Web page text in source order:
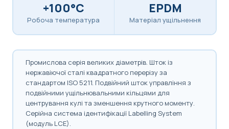
+100°C
Робоча температура
EPDM
Матеріал ущільнення
Промислова серія великих діаметрів. Шток із
нержавіючої сталі квадратного перерізу за
стандартом ISO 5211. Подвійний шток управління з
подвійними ущільнювальними кільцями для
центрування кулі та зменшення крутного моменту.
Серійна система ідентифікації Labelling System
(модуль LCE).